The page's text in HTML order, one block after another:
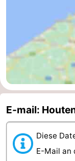
E-mail:
Diese
E-Mail an